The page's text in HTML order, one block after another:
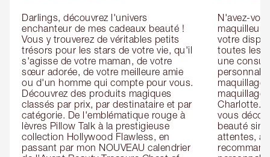
Darlings, découvrez l'univers
enchanteur de mes cadeaux beauté !
Vous y trouverez de véritables petits
trésors pour les stars de votre vie, qu'il
s'agisse de votre maman, de votre
sœur adorée, de votre meilleure amie
ou d'un homme qui compte pour vous.
Découvrez des produits magiques
classés par prix, par destinataire et par
catégorie. De l'emblématique rouge à
lèvres Pillow Talk à la prestigieuse
collection Hollywood Flawless, en
passant par mon NOUVEAU calendrier
N'avez-
maquilleur
votre
toutes les
une
maquillage
maquillage
Charlotte.
vous
beauté
attentes,